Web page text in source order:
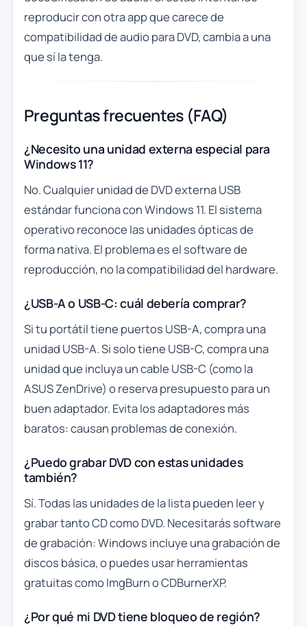
reproducir con otra app que carece de
compatibilidad de audio para DVD, cambia a una
que sí la tenga.
Preguntas frecuentes (FAQ)
¿Necesito una unidad externa especial para
Windows 11?
No. Cualquier unidad de DVD externa USB
estándar funciona con Windows 11. El sistema
operativo reconoce las unidades ópticas de
forma nativa. El problema es el software de
reproducción, no la compatibilidad del hardware.
¿USB-A o USB-C: cuál debería comprar?
Si tu portátil tiene puertos USB-A, compra una
unidad USB-A. Si solo tiene USB-C, compra una
unidad que incluya un cable USB-C (como la
ASUS ZenDrive) o reserva presupuesto para un
buen adaptador. Evita los adaptadores más
baratos: causan problemas de conexión.
¿Puedo grabar DVD con estas unidades
también?
Sí. Todas las unidades de la lista pueden leer y
grabar tanto CD como DVD. Necesitarás software
de grabación: Windows incluye una grabación de
discos básica, o puedes usar herramientas
gratuitas como ImgBurn o CDBurnerXP.
¿Por qué mi DVD tiene bloqueo de región?